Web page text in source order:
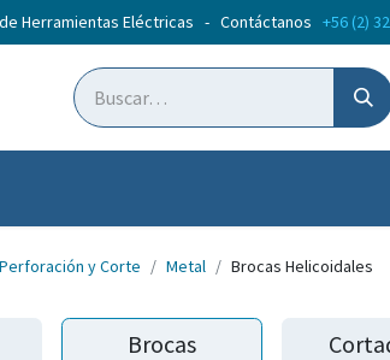
Herramientas Eléctricas - Contáctanos +56 (2)
Perforación y Corte Metal Brocas Helicoidales
Brocas